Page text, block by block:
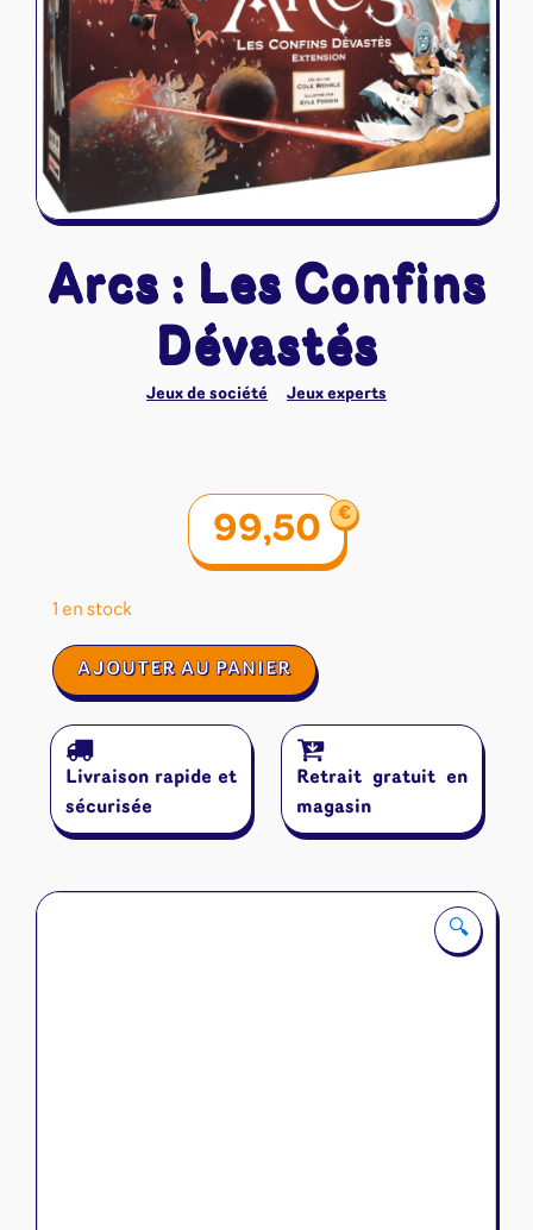
Naruto Mythos
Autres
Tapis de jeu
🔍
Arcs : Les Confins
Dévastés
Jeux de société Jeux experts
99,50 €
1 en stock
quantité
de
:
Les
Confins
Dévastés
AJOUTER AU PANIER
Livraison rapide et
sécurisée
Retrait gratuit en
magasin